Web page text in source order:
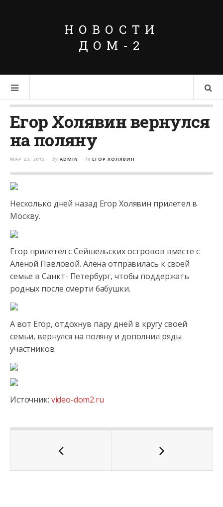
НОВОСТИ
ДОМ-2
Егор Холявин вернулся
на поляну
МАР 23, 2015 by ADMIN in ЕГОР ХОЛЯВИН
Несколько дней назад Егор Холявин прилетел в
Москву.
Егор прилетел с Сейшельских островов вместе с
Аленой Павловой. Алена отправилась к своей
семье в Санкт- Петербург, чтобы поддержать
родных после смерти бабушки.
А вот Егор, отдохнув пару дней в кругу своей
семьи, вернулся на поляну и дополнил ряды
участников.
Источник: video-dom2.ru